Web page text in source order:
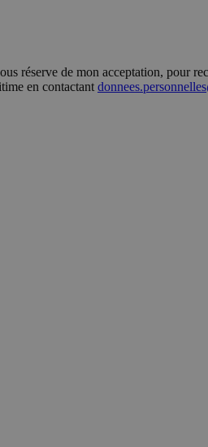
réserve de mon acceptation,
en contactant